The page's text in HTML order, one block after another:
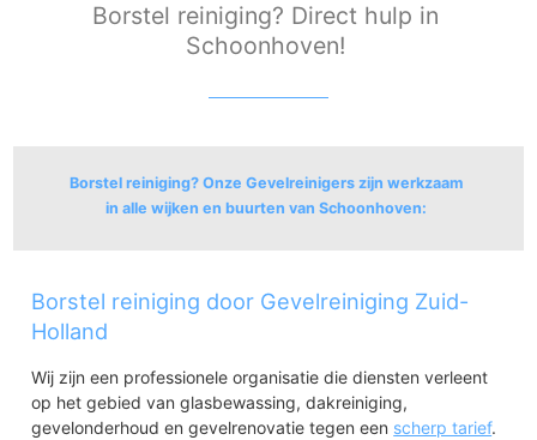
Borstel reiniging? Direct hulp in
Schoonhoven!
Borstel reiniging? Onze Gevelreinigers zijn werkzaam
in alle wijken en buurten van Schoonhoven:
Schoonhoven-Oude Stad
Schoonhoven-Noord
Zevender
Willige-Langerak
Vlist, Bovenberg en Lekdijk
Borstel reiniging door Gevelreiniging Zuid-
Holland
Wij zijn een professionele organisatie die diensten verleent
op het gebied van glasbewassing, dakreiniging,
gevelonderhoud en gevelrenovatie tegen een scherp tarief.